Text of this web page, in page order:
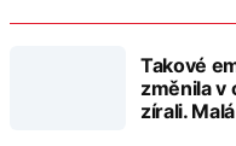
Takové
změnila v
zírali.